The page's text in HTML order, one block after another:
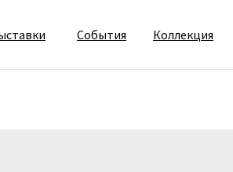
Коллекция
События